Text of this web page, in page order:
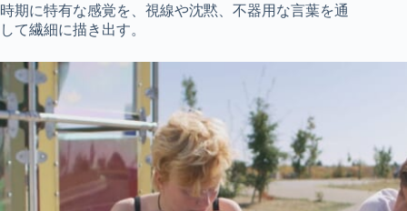
時期に特有な感覚を、視線や沈黙、不器用な言葉を通
して繊細に描き出す。